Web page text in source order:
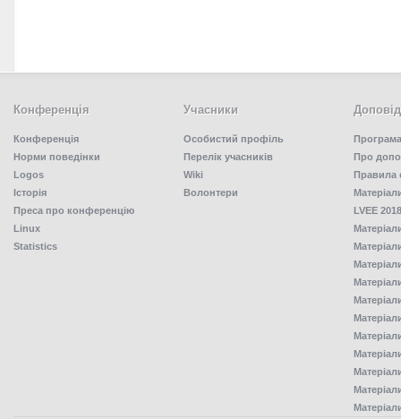
Конференція
Конференція
Норми поведінки
Logos
Історія
Преса про конференцію
Linux
Statistics
Учасники
Особистий профіль
Перелік учасників
Wiki
Волонтери
Про
Правила
LVEE